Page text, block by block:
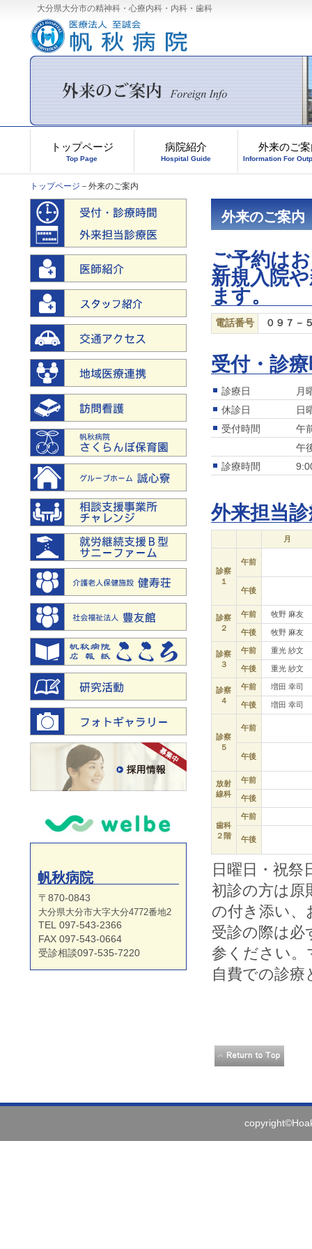
大分県大分市の精神科・心療内科・内科・歯科
トップページ
Top Page
病院紹介
Hospital Guide
外来のご
Information For
トップページ －外来のご案内
帆秋病院
〒870-0843
大分県大分市大字大分4772番地2
TEL 097-543-2366
FAX 097-543-0664
受診相談097-535-7220
外来のご案内
ご予約は
新規入院
ます。
電話番号 ０９７－
受付・診
診療日
月
休診日
日
受付時間
午
午
診療時間
外来担当
月
診察
１
午前
午後
診察
２
午前 牧野 麻友
午後 牧野 麻友
診察
３
午前 重光 紗文
午後 重光 紗文
診察
４
午前 増田 幸司
午後 増田 幸司
診察
５
午前
午後
放射
線科
午前
午後
歯科
２階
午前
午後
日曜日・祝祭
初診の方は原
の付き添い、
受診の際は必
参ください。
自費での診